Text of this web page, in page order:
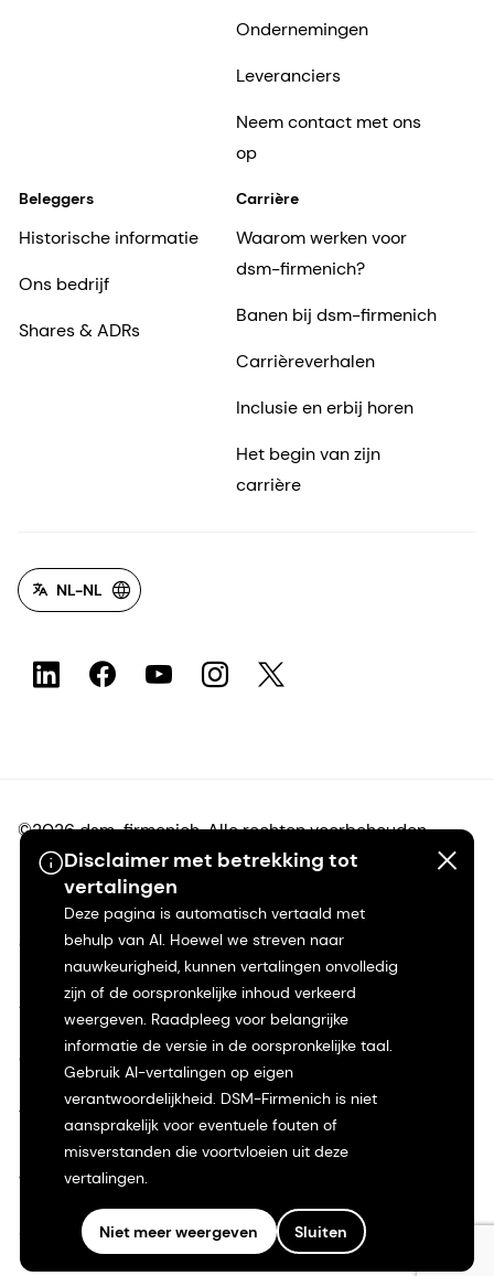
Disclaimer met betrekking tot
vertalingen
Deze pagina is automatisch vertaald met
behulp van AI. Hoewel we streven naar
nauwkeurigheid, kunnen vertalingen onvolledig
zijn of de oorspronkelijke inhoud verkeerd
weergeven. Raadpleeg voor belangrijke
informatie de versie in de oorspronkelijke taal.
Gebruik AI-vertalingen op eigen
verantwoordelijkheid. DSM-Firmenich is niet
aansprakelijk voor eventuele fouten of
misverstanden die voortvloeien uit deze
vertalingen.
Niet meer weergeven Sluiten
Ondernemingen
Leveranciers
Neem contact met ons
op
Beleggers
Historische informatie
Ons bedrijf
Shares & ADRs
Carrière
Waarom werken voor
dsm-firmenich?
Banen bij dsm-firmenich
Carrièreverhalen
Inclusie en erbij horen
Het begin van zijn
carrière
NL-NL
©2026 dsm-firmenich. Alle rechten voorbehouden.
Privacyverklaring
Gebruiksvoorwaarden
Algemene voorwaarden
Californië Transparantie
Toegankelijkheidsverklaring
Juridische informatie
Sitemap